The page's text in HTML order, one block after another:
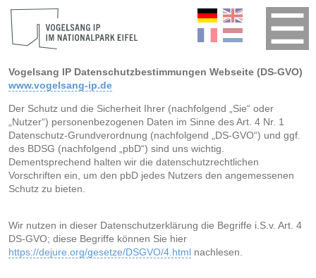
Vogelsang IP Datenschutzbestimmungen Webseite (DS-GVO)
www.vogelsang-ip.de
Der Schutz und die Sicherheit Ihrer (nachfolgend „Sie“ oder
„Nutzer“) personenbezogenen Daten im Sinne des Art. 4 Nr. 1
Datenschutz-Grundverordnung (nachfolgend „DS-GVO“) und ggf.
des BDSG (nachfolgend „pbD“) sind uns wichtig.
Dementsprechend halten wir die datenschutzrechtlichen
Vorschriften ein, um den pbD jedes Nutzers den angemessenen
Schutz zu bieten.
Wir nutzen in dieser Datenschutzerklärung die Begriffe i.S.v. Art. 4
DS-GVO; diese Begriffe können Sie hier
https://dejure.org/gesetze/DSGVO/4.html nachlesen.